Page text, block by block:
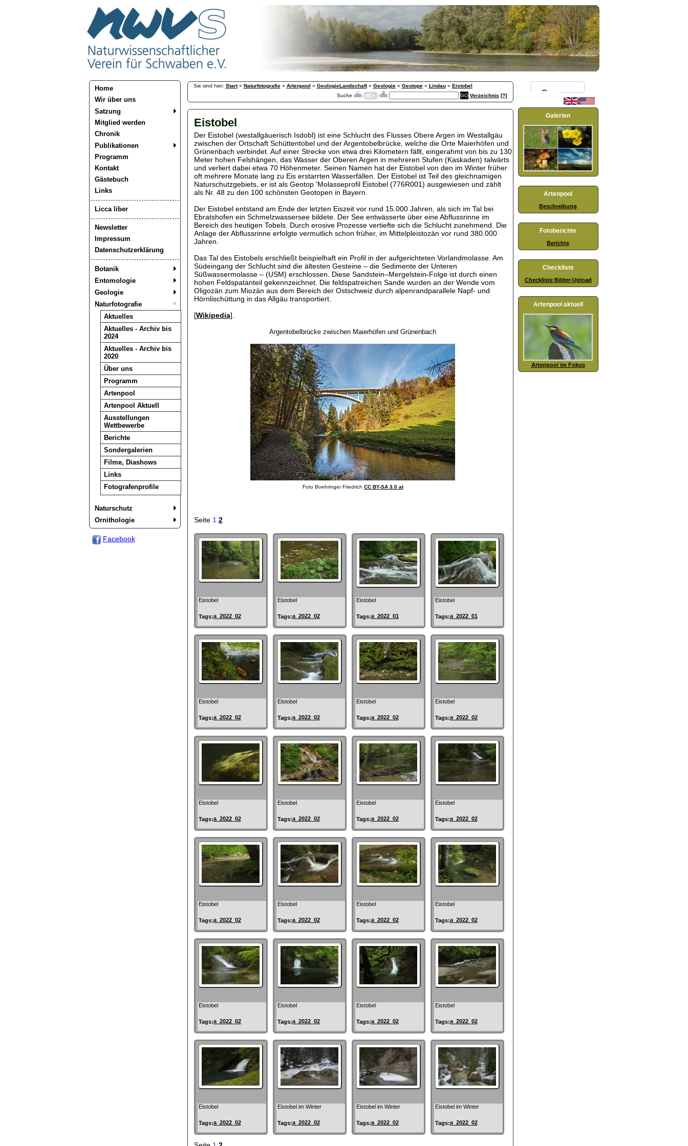
Home
Wir über uns
Satzung
Mitglied werden
Chronik
Publikationen
Programm
Kontakt
Gästebuch
Links
Licca liber
Newsletter
Impressum
Datenschutzerklärung
Botanik
Entomologie
Geologie
Naturfotografie
Aktuelles
Aktuelles - Archiv bis
2024
Aktuelles - Archiv bis
2020
Über uns
Programm
Artenpool
Artenpool Aktuell
Ausstellungen
Wettbewerbe
Berichte
Sondergalerien
Filme, Diashows
Links
Fotografenprofile
Naturschutz
Ornithologie
Facebook
Sie sind hier: Start» Naturfotografie» Artenpool » GeologieLandschaft» Geologie» Geotope» Lindau» Eistobel
Suche
Verzeichnis [?]
Eistobel
Der Eistobel (westallgäuerisch Isdobl) ist eine Schlucht des Flusses Obere Argen im Westallgäu
zwischen der Ortschaft Schüttentobel und der Argentobelbrücke, welche die Orte Maierhöfen und
Grünenbach verbindet. Auf einer Strecke von etwa drei Kilometern fällt, eingerahmt von bis zu 130
Meter hohen Felshängen, das Wasser der Oberen Argen in mehreren Stufen (Kaskaden) talwärts
und verliert dabei etwa 70 Höhenmeter. Seinen Namen hat der Eistobel von den im Winter früher
oft mehrere Monate lang zu Eis erstarrten Wasserfällen. Der Eistobel ist Teil des gleichnamigen
Naturschutzgebiets, er ist als Geotop 'Molasseprofil Eistobel (776R001) ausgewiesen und zählt
als Nr. 48 zu den 100 schönsten Geotopen in Bayern.
Der Eistobel entstand am Ende der letzten Eiszeit vor rund 15.000 Jahren, als sich im Tal bei
Ebratshofen ein Schmelzwassersee bildete. Der See entwässerte über eine Abflussrinne im
Bereich des heutigen Tobels. Durch erosive Prozesse vertiefte sich die Schlucht zunehmend. Die
Anlage der Abflussrinne erfolgte vermutlich schon früher, im Mittelpleistozän vor rund 380.000
Jahren.
Das Tal des Eistobels erschließt beispielhaft ein Profil in der aufgerichteten Vorlandmolasse. Am
Südeingang der Schlucht sind die ältesten Gesteine – die Sedimente der Unteren
Süßwassermolasse – (USM) erschlossen. Diese Sandstein–Mergelstein-Folge ist durch einen
hohen Feldspatanteil gekennzeichnet. Die feldspatreichen Sande wurden an der Wende vom
Oligozän zum Miozän aus dem Bereich der Ostschweiz durch alpenrandparallele Napf- und
Hörnlischüttung in das Allgäu transportiert.
[Wikipedia].
Argentobelbrücke zwischen Maierhöfen und Grünenbach
Foto Boehringer Friedrich CC BY-SA 3.0 at
Seite 1 2
Eistobel
Tags:a_2022_02
Eistobel
Tags:a_2022_02
Eistobel
Tags:a_2022_01
Eistobel
Tags:a_2022_01
Eistobel
Tags:a_2022_02
Eistobel
Tags:a_2022_02
Eistobel
Tags:a_2022_02
Eistobel
Tags:a_2022_02
Eistobel
Tags:a_2022_02
Eistobel
Tags:a_2022_02
Eistobel
Tags:a_2022_02
Eistobel
Tags:a_2022_02
Eistobel
Tags:a_2022_02
Eistobel
Tags:a_2022_02
Eistobel
Tags:a_2022_02
Eistobel
Tags:a_2022_02
Eistobel
Tags:a_2022_02
Eistobel
Tags:a_2022_02
Eistobel
Tags:a_2022_02
Eistobel
Tags:a_2022_02
Eistobel
Tags:a_2022_02
Eistobel im Winter
Tags:a_2022_02
Eistobel im Winter
Tags:a_2022_02
Eistobel im Winter
Tags:a_2022_02
Galerien
Artenpool
Beschreibung
Fotoberichte
Berichte
Checkliste
Checkliste Bilder-Upload
Artenpool aktuell
Artenpool im Fokus